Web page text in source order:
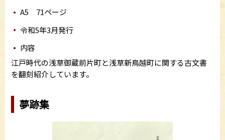
A5 71ページ
令和5年3月発行
内容
江戸時代の浅草御蔵前片町と浅草新鳥越町に関する古文書
を翻刻紹介しています。
夢跡集